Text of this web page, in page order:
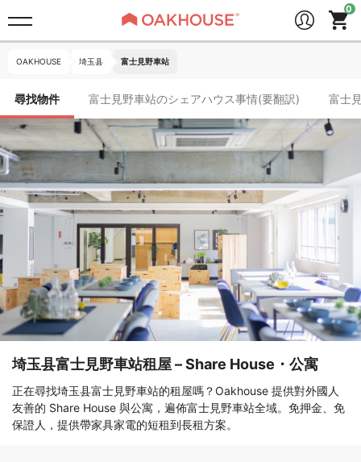
OAKHOUSE 埼玉县 富士見野車站
尋找物件 富士見野車站のシェアハウス事情(要翻訳) 富士
埼玉县富士見野車站租屋 – Share House・公寓
正在尋找埼玉县富士見野車站的租屋嗎？Oakhouse 提供對外國人
友善的 Share House 與公寓，遍佈富士見野車站全域。免押金、免
保證人，提供帶家具家電的短租到長租方案。